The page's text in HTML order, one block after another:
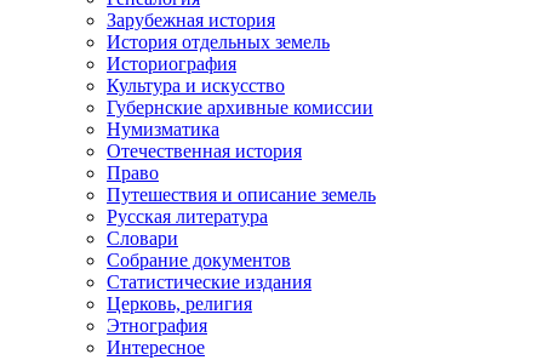
Зарубежная история
История отдельных земель
Историография
Культура и искусство
Губернские архивные комиссии
Нумизматика
Отечественная история
Право
Путешествия и описание земель
Русская литература
Словари
Собрание документов
Статистические издания
Церковь, религия
Этнография
Интересное